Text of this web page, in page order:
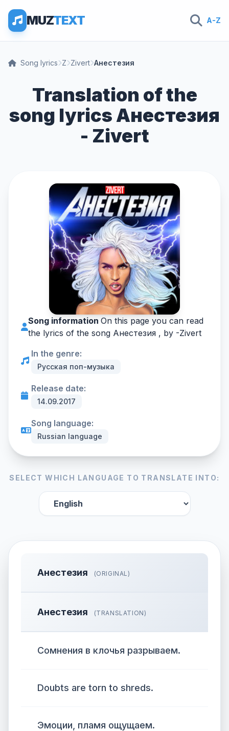
MUZTEXT A-Z
Song lyrics Z Zivert Анестезия
Translation of the
song lyrics Анестезия
- Zivert
Song information On this page you can read
the lyrics of the song Анестезия , by -Zivert
In the genre:
Русская поп-музыка
Release date:
14.09.2017
Song language:
Russian language
SELECT WHICH LANGUAGE TO TRANSLATE INTO:
Анестезия (ORIGINAL)
Анестезия (TRANSLATION)
Сомнения в клочья разрываем.
Doubts are torn to shreds.
Эмоции, пламя ощущаем.